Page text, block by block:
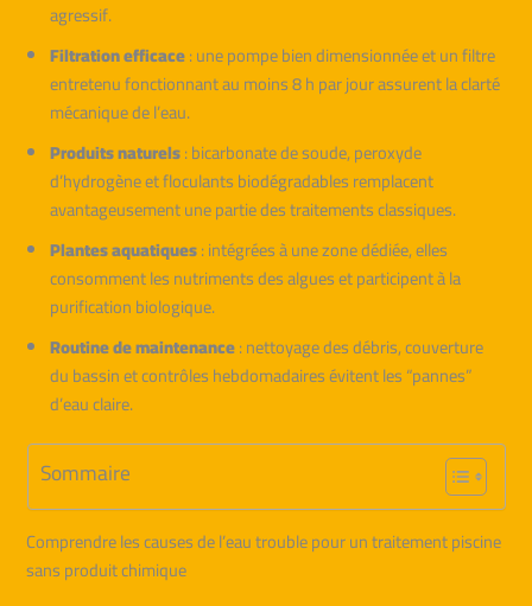
agressif.
Filtration efficace: une pompe bien dimensionnée et un filtre
entretenu fonctionnant au moins 8 h par jour assurent la clarté
mécanique de l’eau.
Produits naturels: bicarbonate de soude, peroxyde
d’hydrogène et floculants biodégradables remplacent
avantageusement une partie des traitements classiques.
Plantes aquatiques: intégrées à une zone dédiée, elles
consomment les nutriments des algues et participent à la
purification biologique.
Routine de maintenance: nettoyage des débris, couverture
du bassin et contrôles hebdomadaires évitent les “pannes”
d’eau claire.
Sommaire
Comprendre les causes de l’eau trouble pour un traitement piscine
sans produit chimique